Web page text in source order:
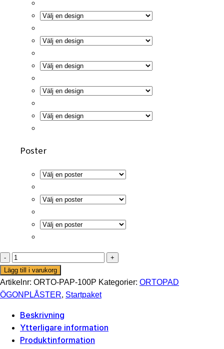
Poster
ORTOPAD
MIX:
100
st.
+
en
belöningsposter
Lägg till i varukorg
Artikelnr: ORTO-PAP-100P Kategorier: ORTOPAD
ÖGONPLÅSTER, Startpaket
Beskrivning
Ytterligare information
Produktinformation